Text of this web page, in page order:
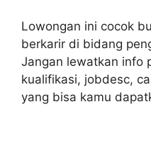
Lowongan ini cocok
berkarir di bidang
Jangan lewatkan info
kualifikasi, jobdesc,
yang bisa kamu